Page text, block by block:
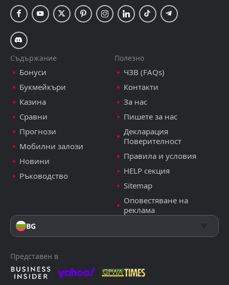
Съдържание
Бонуси
Букмейкъри
Казина
Сравни
Прогнози
Мобилни залози
Новини
Ръководство
Полезно
ЧЗВ (FAQs)
Контакти
За нас
Пишете за нас
Декларация
Поверителност
Правила и условия
HELP секция
Sitemap
Оповестяване на
реклама
BG
Представен в